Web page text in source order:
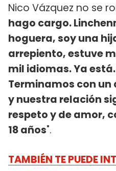
Nico Vázquez no se
hago cargo.
hoguera, soy una
arrepiento, estuve
mil idiomas. Ya
Terminamos con
y nuestra relación
respeto y de amor,
18 años".
TAMBIÉN TE PUEDE